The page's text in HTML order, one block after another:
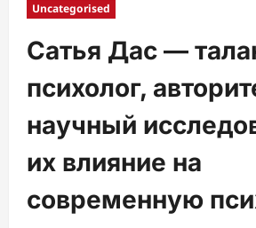
Uncategorised
Сатья Дас —
психолог,
научный
их влияние на
современную